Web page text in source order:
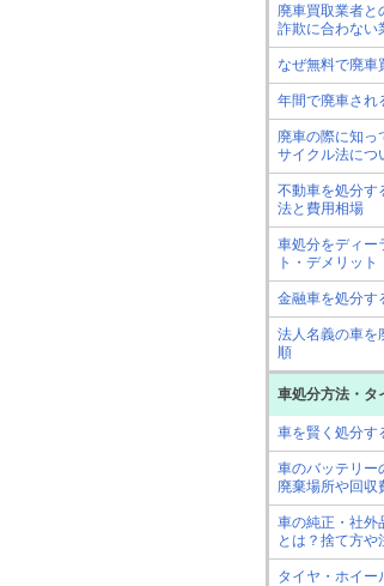
廃車買取業者と
詐欺に合わない
なぜ無料で廃車
年間で廃車され
廃車の際に知っ
サイクル法につ
不動車を処分す
法と費用相場
車処分をディー
ト・デメリット
金融車を処分す
法人名義の車を
順
車処分方法・タ
車を賢く処分す
車のバッテリー
廃棄場所や回収
車の純正・社外
とは？捨て方や
タイヤ・ホイー